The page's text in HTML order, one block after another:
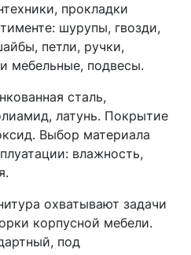
прокладки
шурупы, гвозди,
петли, ручки,
мебельные, подвесы.
сталь,
латунь. Покрытие
Выбор материала
влажность,
охватывают задачи
корпусной мебели.
под